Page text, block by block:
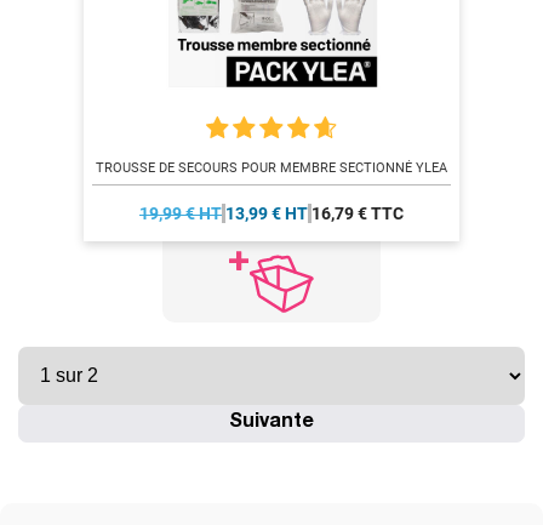
TROUSSE DE SECOURS POUR MEMBRE SECTIONNÉ YLEA
19,99 € HT 13,99 € HT 16,79 € TTC
Suivante